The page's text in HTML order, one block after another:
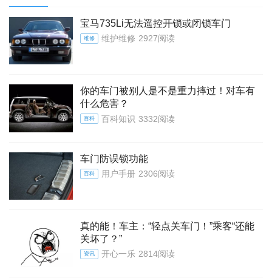
宝马735Li无法遥控开锁或闭锁车门
维修 维护维修 2927阅读
你的车门被别人是不是重力摔过！对车有
什么危害？
百科 百科知识 3332阅读
车门防误锁功能
百科 用户手册 2306阅读
真的能！车主：“轻点关车门！”乘客“还能
关坏了？”
资讯 开心一乐 2814阅读